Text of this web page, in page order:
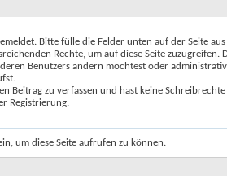
Bitte fülle die Felder unten auf der Seite
Rechte, um auf diese Seite zuzugreifen.
Benutzers ändern möchtest oder
Beitrag zu verfassen und hast keine
Registrierung.
um diese Seite aufrufen zu können.